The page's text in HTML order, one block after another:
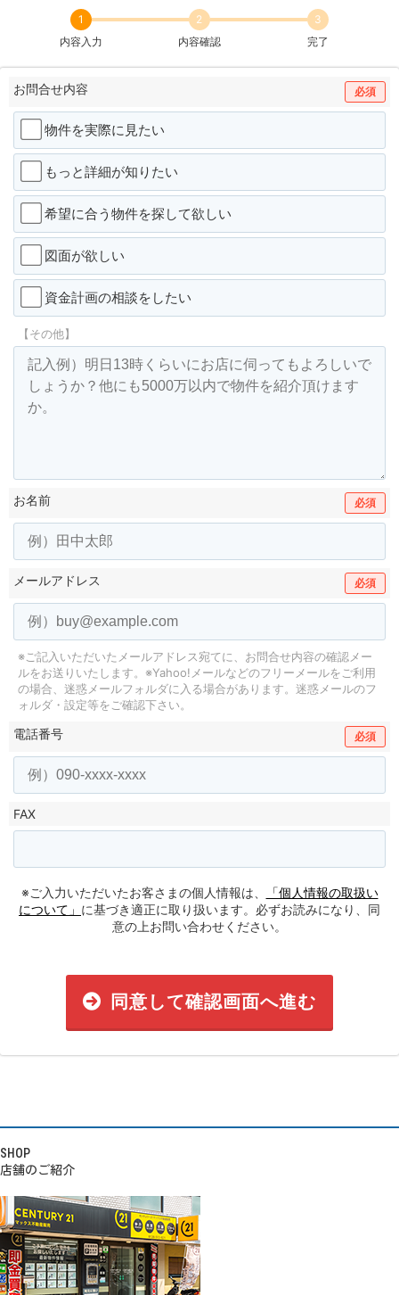
1
内容入力
2
内容確認
3
完了
お問合せ内容 必須
物件を実際に見たい
もっと詳細が知りたい
希望に合う物件を探して欲しい
図面が欲しい
資金計画の相談をしたい
【その他】
お名前 必須
メールアドレス 必須
※ご記入いただいたメールアドレス宛てに、お問合せ内容の確認メー
ルをお送りいたします。 ※Yahoo!メールなどのフリーメールをご利用
の場合、迷惑メールフォルダに入る場合があります。 迷惑メールのフ
ォルダ・設定等をご確認下さい。
電話番号 必須
FAX
※ご入力いただいたお客さまの個人情報は、
「個人情報の取扱い
について」 に基づき適正に取り扱います。必ずお読みになり、同
意の上お問い合わせください。
同意して確認画面へ進む
SHOP
店舗のご紹介